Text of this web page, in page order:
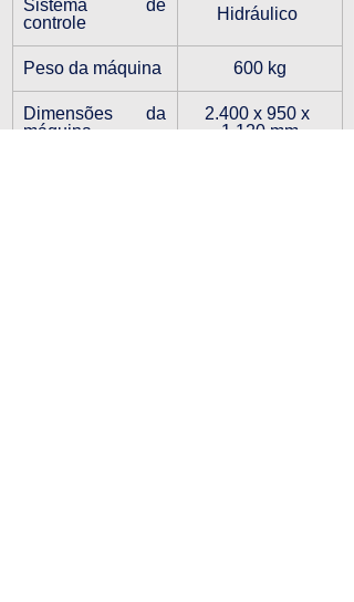
Sistema de
controle
Hidráulico
Peso da máquina 600 kg
Dimensões da
máquina
2.400 x 950 x
1.120 mm